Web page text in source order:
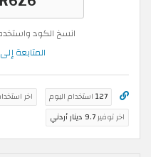
انسخ الكود
المتابعة
127 استخدام اليوم اخر
اخر توفير9.7 دينار أردني